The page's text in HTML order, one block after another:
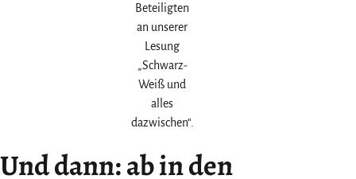
Beteiligten
an unserer
Lesung
„Schwarz-
Weiß und
alles
dazwischen“.
Und dann: ab in den